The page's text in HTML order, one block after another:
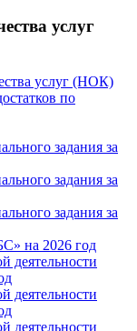
услуг
услуг (НОК)
по
задания за
задания за
задания за
на 2026 год
деятельности
деятельности
деятельности